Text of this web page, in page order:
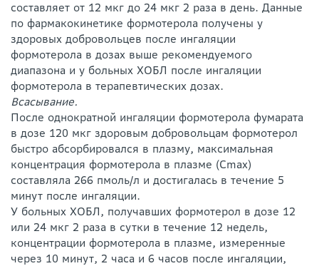
составляет от 12 мкг до 24 мкг 2 раза в день. Данные
по фармакокинетике формотерола получены у
здоровых добровольцев после ингаляции
формотерола в дозах выше рекомендуемого
диапазона и у больных ХОБЛ после ингаляции
формотерола в терапевтических дозах.
Всасывание.
После однократной ингаляции формотерола фумарата
в дозе 120 мкг здоровым добровольцам формотерол
быстро абсорбировался в плазму, максимальная
концентрация формотерола в плазме (Cmax)
составляла 266 пмоль/л и достигалась в течение 5
минут после ингаляции.
У больных ХОБЛ, получавших формотерол в дозе 12
или 24 мкг 2 раза в сутки в течение 12 недель,
концентрации формотерола в плазме, измеренные
через 10 минут, 2 часа и 6 часов после ингаляции,